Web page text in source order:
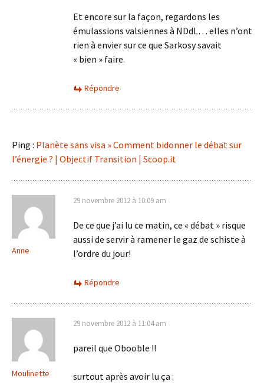
Et encore sur la façon, regardons les
émulassions valsiennes à NDdL… elles n’ont
rien à envier sur ce que Sarkosy savait
« bien » faire.
Répondre
Ping : Planète sans visa » Comment bidonner le débat sur
l’énergie ? | Objectif Transition | Scoop.it
Anne
29 novembre 2012 à 10:09 am
De ce que j’ai lu ce matin, ce « débat » risque
aussi de servir à ramener le gaz de schiste à
l’ordre du jour!
Répondre
Moulinette
29 novembre 2012 à 11:04 am
pareil que Obooble !!
surtout après avoir lu ça :